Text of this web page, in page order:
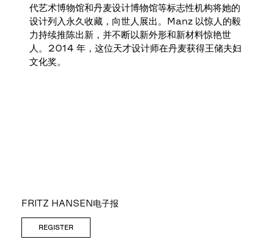
代艺术博物馆和丹麦设计博物馆等标志性机构将她的
设计列入永久收藏，向世人展出。Manz 以惊人的毅
力持续推陈出新，并不断以新外形和新材料惊艳世
人。2014 年，这位天才设计师在丹麦获得王储夫妇
文化奖。
FRITZ HANSEN电子报
REGISTER